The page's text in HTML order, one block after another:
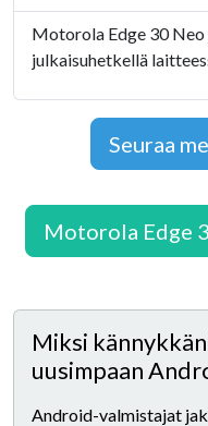
Motorola Edge 30
julkaisuhetkellä
Seuraa
Motorola Edge
Miksi
uusimpaan
Android-valmistajat